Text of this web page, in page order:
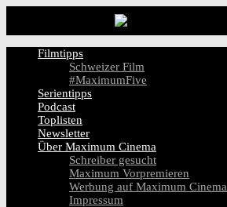
Filmtipps
Schweizer Film
#MaximumFive
Serientipps
Podcast
Toplisten
Newsletter
Über Maximum Cinema
Schreiber gesucht
Maximum Vorpremieren
Werbung auf Maximum Cinema
Impressum